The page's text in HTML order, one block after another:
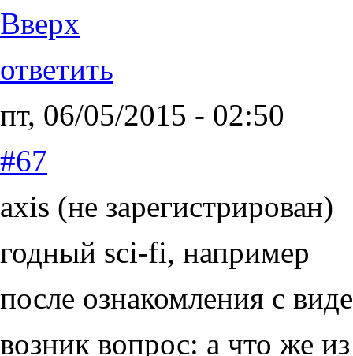
Вверх
ответить
пт, 06/05/2015 - 02:50
#67
axis (не зарегистрирован)
годный sci-fi, например
после ознакомления с
возник вопрос: а что же